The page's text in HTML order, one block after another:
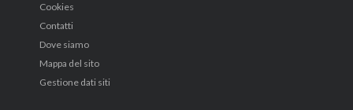
Cookies
Contatti
Dove siamo
Mappa del sito
Gestione dati siti